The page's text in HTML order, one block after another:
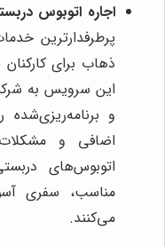
اجاره اتوبوس
پرطرفدارترین
ذهاب برای
این سرویس به
و
اضافی و
اتوبوس‌های
مناسب، سفری
می‌کنند.